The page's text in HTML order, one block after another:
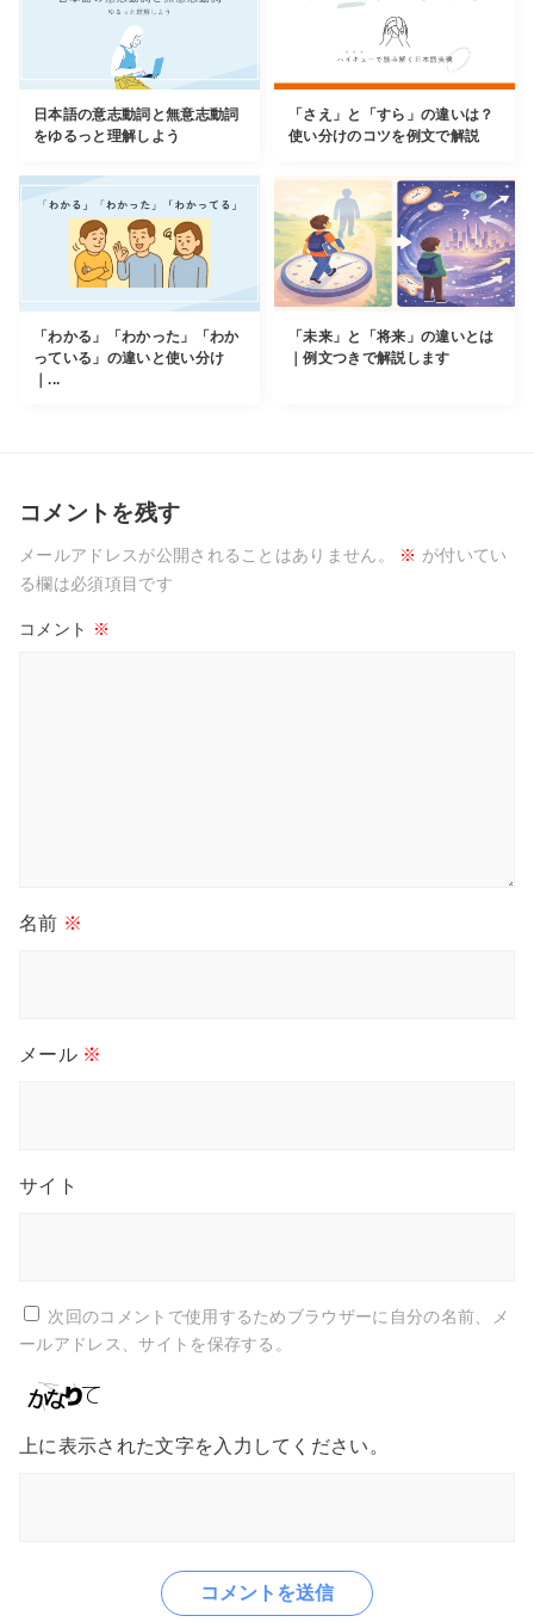
日本語の意志動詞と無意志動詞
をゆるっと理解しよう
「さえ」と「すら」の違いは？
使い分けのコツを例文で解説
「わかる」「わかった」「わか
っている」の違いと使い分け
｜...
「未来」と「将来」の違いとは
｜例文つきで解説します
コメントを残す
メールアドレスが公開されることはありません。 ※ が付いてい
る欄は必須項目です
コメント ※
名前 ※
メール ※
サイト
次回のコメントで使用するためブラウザーに自分の名前、メ
ールアドレス、サイトを保存する。
上に表示された文字を入力してください。